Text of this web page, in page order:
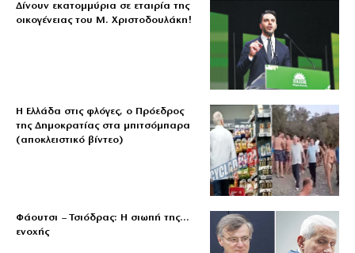
Δίνουν εκατομμύρια σε εταιρία της
οικογένειας του Μ. Χριστοδουλάκη!
Η Ελλάδα στις φλόγες, ο Πρόεδρος
της Δημοκρατίας στα μπιτσόμπαρα
(αποκλειστικό βίντεο)
Φάουτσι – Τσιόδρας: Η σιωπή της…
ενοχής